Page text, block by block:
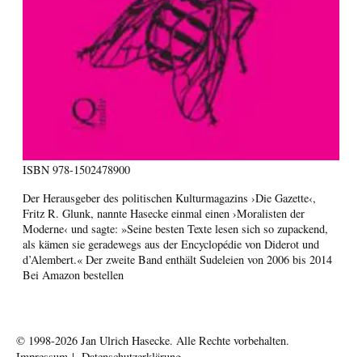
ISBN 978-1502478900
Der Herausgeber des politischen Kulturmagazins ›Die Gazette‹,
Fritz R. Glunk, nannte Hasecke einmal einen ›Moralisten der
Moderne‹ und sagte: »Seine besten Texte lesen sich so zupackend,
als kämen sie geradewegs aus der Encyclopédie von Diderot und
d’Alembert.« Der zweite Band enthält Sudeleien von 2006 bis 2014
Bei Amazon bestellen
© 1998-2026 Jan Ulrich Hasecke. Alle Rechte vorbehalten.